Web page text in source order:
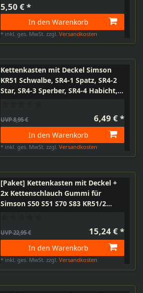
5,50 € *
In den Warenkorb
* inkl. ges. MwSt. zzgl.Versandkosten
Kettenkasten mit Deckel Simson
KR51 Schwalbe, SR4-1 Spatz, SR4-2
Star, SR4-3 Sperber, SR4-4 Habicht,
UVP 8,95 € 6,49 € *
In den Warenkorb
* inkl. ges. MwSt. zzgl.Versandkosten
[Paket] Kettenkasten mit Deckel +
2x Kettenschlauch Gummi für
Simson S50 S51 S70 S83 KR51/2
UVP 22,95 € 15,24 € *
In den Warenkorb
* inkl. ges. MwSt. zzgl.Versandkosten